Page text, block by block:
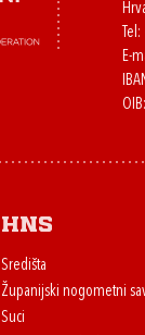
Tel:
E-
HNS
Središta
Županijski nogometni
Suci